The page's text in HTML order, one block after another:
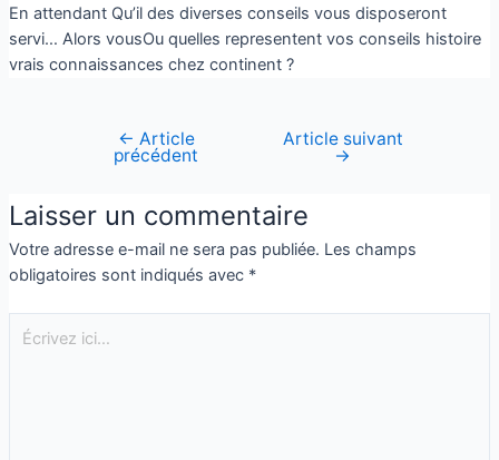
En attendant Qu’il des diverses conseils vous disposeront
servi… Alors vousOu quelles representent vos conseils histoire
vrais connaissances chez continent ?
← Article
précédent
Article suivant
→
Laisser un commentaire
Votre adresse e-mail ne sera pas publiée. Les champs
obligatoires sont indiqués avec *